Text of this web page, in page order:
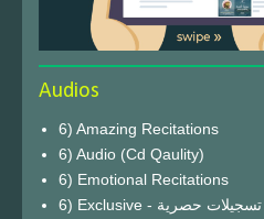
Audios
6) Amazing Recitations
6) Audio (Cd Qaulity)
6) Emotional Recitations
6) Exclusive - تسجيلات حصرية